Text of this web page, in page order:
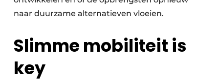
naar duurzame alternatieven vloeien.
Slimme mobiliteit is
key